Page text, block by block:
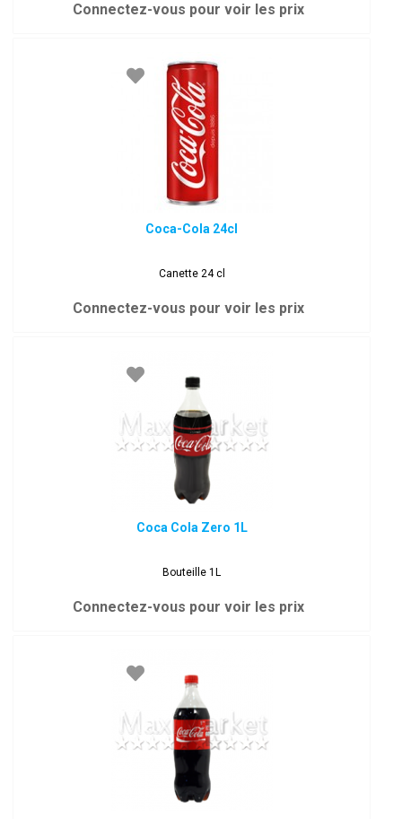
Connectez-vous pour voir les prix
Coca-Cola 24cl
Canette 24 cl
Connectez-vous pour voir les prix
Coca Cola Zero 1L
Bouteille 1L
Connectez-vous pour voir les prix